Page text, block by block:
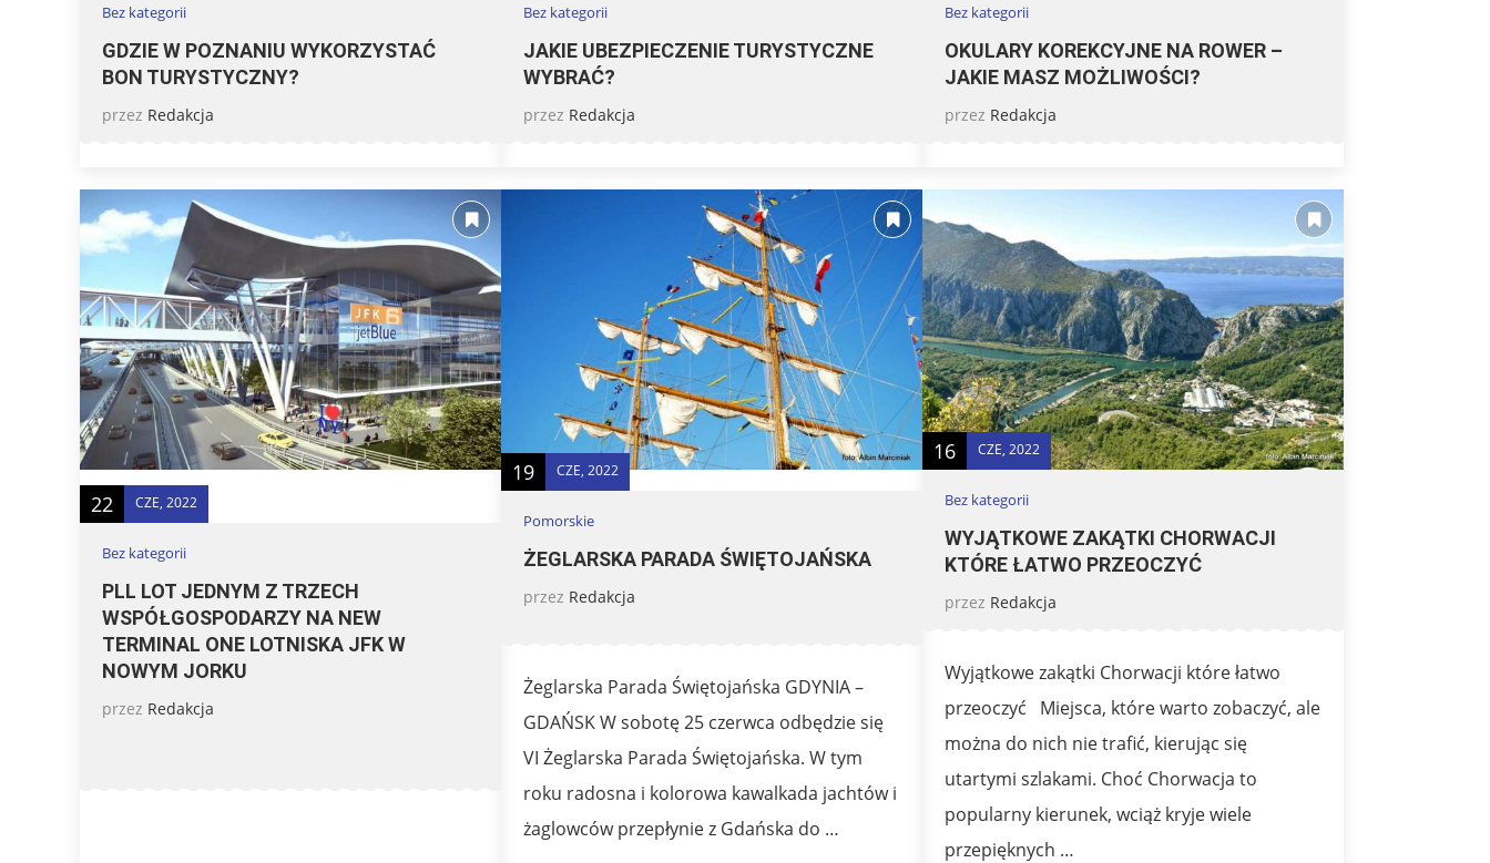
Bez kategorii
GDZIE W POZNANIU WYKORZYSTAĆ
BON TURYSTYCZNY?
przez Redakcja
Bez kategorii
JAKIE UBEZPIECZENIE TURYSTYCZNE
WYBRAĆ?
przez Redakcja
Bez kategorii
OKULARY KOREKCYJNE NA ROWER –
JAKIE MASZ MOŻLIWOŚCI?
przez Redakcja
22 CZE, 2022
Bez kategorii
PLL LOT JEDNYM Z TRZECH
WSPÓŁGOSPODARZY NA NEW
TERMINAL ONE LOTNISKA JFK W
NOWYM JORKU
przez Redakcja
19 CZE, 2022
Pomorskie
ŻEGLARSKA PARADA ŚWIĘTOJAŃSKA
przez Redakcja
Żeglarska Parada Świętojańska GDYNIA –
GDAŃSK W sobotę 25 czerwca odbędzie się
VI Żeglarska Parada Świętojańska. W tym
roku radosna i kolorowa kawalkada jachtów i
żaglowców przepłynie z Gdańska do …
16 CZE, 2022
Bez kategorii
WYJĄTKOWE ZAKĄTKI CHORWACJI
KTÓRE ŁATWO PRZEOCZYĆ
przez Redakcja
Wyjątkowe zakątki Chorwacji które łatwo
przeoczyć Miejsca, które warto zobaczyć, ale
można do nich nie trafić, kierując się
utartymi szlakami. Choć Chorwacja to
popularny kierunek, wciąż kryje wiele
przepięknych …